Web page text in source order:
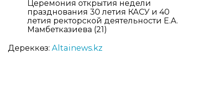
Церемония открытия недели
празднования 30 летия КАСУ и 40
летия ректорской деятельности Е.А.
Мамбетказиева (21)
Дереккөз: Altainews.kz